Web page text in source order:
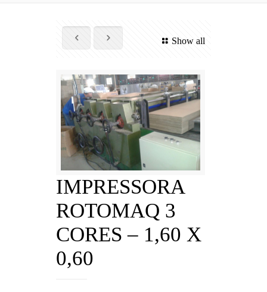
Show all
IMPRESSORA
ROTOMAQ 3
CORES – 1,60 X
0,60